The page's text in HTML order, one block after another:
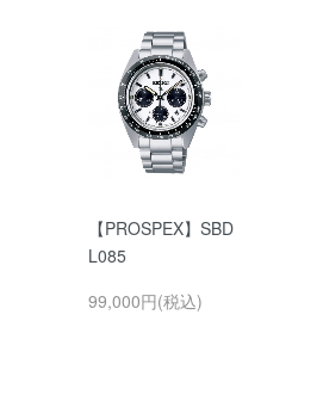
【PROSPEX】SBD
L085
99,000円(税込)